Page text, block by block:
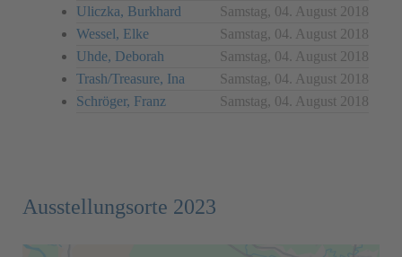
Uliczka, Burkhard
Samstag, 04. August 2018
Wessel, Elke
Samstag, 04. August 2018
Uhde, Deborah
Samstag, 04. August 2018
Trash/Treasure, Ina
Samstag, 04. August 2018
Schröger, Franz
Samstag, 04. August 2018
Ausstellungsorte 2023